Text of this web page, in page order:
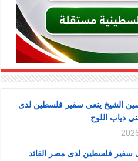
الشيخ ينعى سفير فلسطين لدى
دياب اللوح
سفير فلسطين لدى مصر القائد